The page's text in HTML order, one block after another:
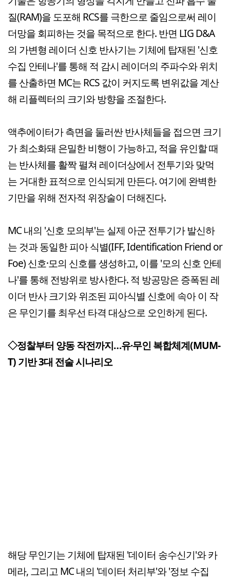
질(RAM)을 도포해 RCS를 극한으로 줄임으로써 레이
더망을 회피하는 것을 목적으로 한다. 반면 LIG D&A
의 가변형 레이더 신호 반사기는 기체에 탑재된 '신호
수집 안테나'를 통해 적 감시 레이더의 주파수와 위치
를 산출하면 MC는 RCS 값이 커지도록 변위값을 계산
해 리플렉터의 크기와 방향을 조절한다.
액추에이터가 측면을 둘러싼 반사체들을 접으면 크기
가 최소화돼 은밀한 비행이 가능하고, 적을 유인할 때
는 반사체를 활짝 펼쳐 레이더상에서 전투기와 맞먹
는 거대한 표적으로 인식되게 만든다. 여기에 완벽한
기만을 위해 전자적 위장술이 더해진다.
MC 내의 '신호 모의부'는 실제 아군 전투기가 발신하
는 것과 동일한 피아 식별(IFF, Identification Friend or
Foe) 신호·모의 신호를 생성하고, 이를 '모의 신호 안테
나'를 통해 전방위로 방사한다. 적 방공망은 증폭된 레
이더 반사 크기와 위조된 피아식별 신호에 속아 이 작
은 무인기를 최우선 타격 대상으로 오인하게 된다.
◇정찰부터 양동 작전까지…유·무인 복합체계(MUM-
T) 기반 3대 전술 시나리오
해당 무인기는 기체에 탑재된 '데이터 송수신기'와 카
메라, 그리고 MC 내의 '데이터 처리부'와 '정보 수집